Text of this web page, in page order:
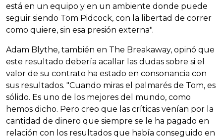
está en un equipo y en un ambiente donde puede
seguir siendo Tom Pidcock, con la libertad de correr
como quiere, sin esa presión externa".
Adam Blythe, también en The Breakaway, opinó que
este resultado debería acallar las dudas sobre si el
valor de su contrato ha estado en consonancia con
sus resultados. "Cuando miras el palmarés de Tom, es
sólido. Es uno de los mejores del mundo, como
hemos dicho. Pero creo que las críticas venían por la
cantidad de dinero que siempre se le ha pagado en
relación con los resultados que había conseguido en